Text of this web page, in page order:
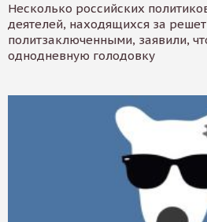
Несколько российских
деятелей, находящихся за
политзаключенными, заявили,
однодневную голодовку